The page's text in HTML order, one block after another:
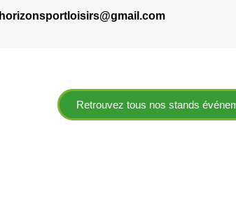
horizonsportloisirs@gmail.com
Retrouvez tous nos stands